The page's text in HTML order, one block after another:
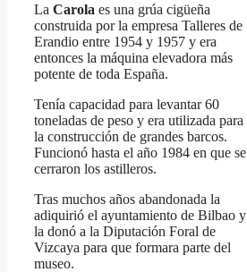
La Carola es una grúa cigüeña
construida por la empresa Talleres de
Erandio entre 1954 y 1957 y era
entonces la máquina elevadora más
potente de toda España.
Tenía capacidad para levantar 60
toneladas de peso y era utilizada para
la construcción de grandes barcos.
Funcionó hasta el año 1984 en que se
cerraron los astilleros.
Tras muchos años abandonada la
adiquirió el ayuntamiento de Bilbao y
la donó a la Diputación Foral de
Vizcaya para que formara parte del
museo.